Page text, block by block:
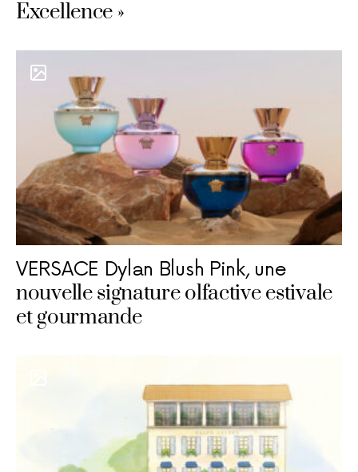
Excellence »
VERSACE Dylan Blush Pink, une
nouvelle signature olfactive estivale
et gourmande